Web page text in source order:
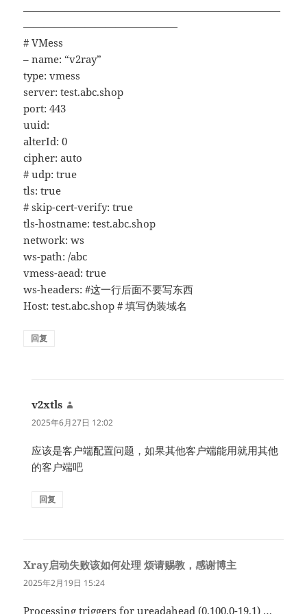
—————————————————————————
———————————————
# VMess
– name: “v2ray”
type: vmess
server: test.abc.shop
port: 443
uuid:
alterId: 0
cipher: auto
# udp: true
tls: true
# skip-cert-verify: true
tls-hostname: test.abc.shop
network: ws
ws-path: /abc
vmess-aead: true
ws-headers: #这一行后面不要写东西
Host: test.abc.shop # 填写伪装域名
回复
v2xtls
道：
2025年6月27日 12:02
应该是客户端配置问题，如果其他客户端能用就用其他
的客户端吧
回复
Xray启动失败该如何处理 烦请赐教，感谢博主
2025年2月19日 15:24
Processing triggers for ureadahead (0.100.0-19.1) …